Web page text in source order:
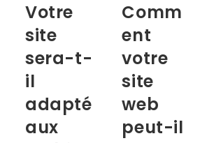
Votre
site
sera-t-
il
adapté
aux
Comm
ent
votre
site
web
peut-il